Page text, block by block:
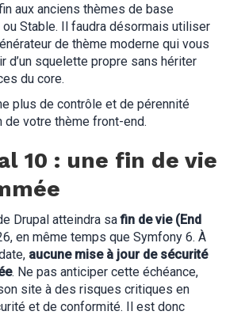
aux anciens thèmes de base
Stable. Il faudra désormais utiliser
de thème moderne qui vous
d’un squelette propre sans hériter
du core.
plus de contrôle et de pérennité
de votre thème front-end.
10 : une fin de vie
Drupal atteindra safin de vie (End
en même temps que Symfony 6. À
aucune mise à jour de sécurité
. Ne pas anticiper cette échéance,
site à des risques critiques en
et de conformité. Il est donc